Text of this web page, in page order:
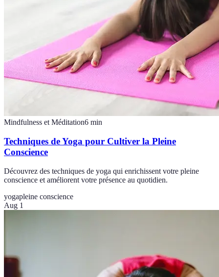
Mindfulness et Méditation6 min
Techniques de Yoga pour Cultiver la Pleine
Conscience
Découvrez des techniques de yoga qui enrichissent votre pleine
conscience et améliorent votre présence au quotidien.
yogapleine conscience
Aug 1